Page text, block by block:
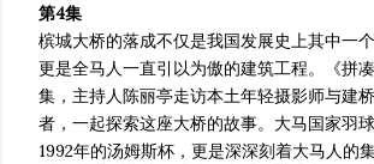
第4集
槟城大桥的落成不仅是我国发展史上其中一
更是全马人一直引以为傲的建筑工程。《拼
集，主持人陈丽亭走访本土年轻摄影师与建
者，一起探索这座大桥的故事。大马国家羽
1992年的汤姆斯杯，更是深深刻着大马人的